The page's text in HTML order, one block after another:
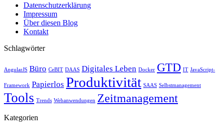
Datenschutzerklärung
Impressum
Über diesen Blog
Kontakt
Schlagwörter
AngularJS Büro CeBIT DAAS Digitales Leben Docker GTD IT JavaScript-
Framework Papierlos Produktivität SAAS Selbstmanagement
Tools Trends Webanwendungen Zeitmanagement
Kategorien